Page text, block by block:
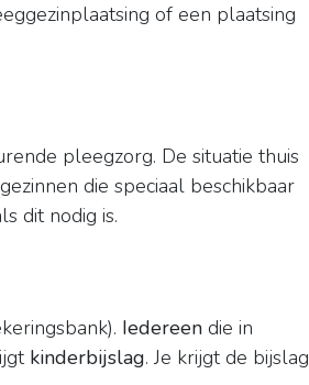
of een plaatsing
pleegzorg. De situatie thuis
die speciaal beschikbaar
dit nodig is.
Iedereen die in
kinderbijslag. Je krijgt de bijslag